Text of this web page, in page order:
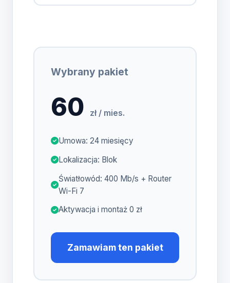
Wybrany pakiet
60 zł / mies.
Umowa: 24 miesięcy
Lokalizacja: Blok
Światłowód: 400 Mb/s + Router
Wi-Fi 7
Aktywacja i montaż 0 zł
Zamawiam ten pakiet